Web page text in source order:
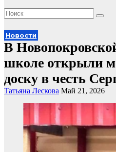
Новости
В
школе открыли
доску в честь
Татьяна Лескова Май 21, 2026